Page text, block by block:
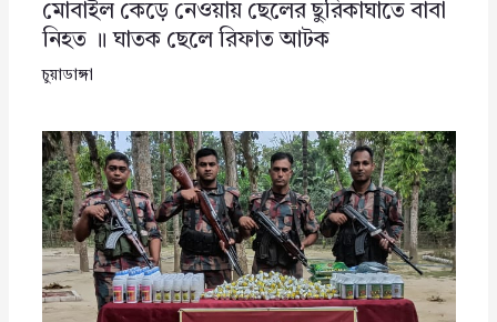
মোবাইল কেড়ে নেওয়ায় ছেলের ছুরিকাঘাতে বাবা
নিহত ॥ ঘাতক ছেলে রিফাত আটক
চুয়াডাঙ্গা